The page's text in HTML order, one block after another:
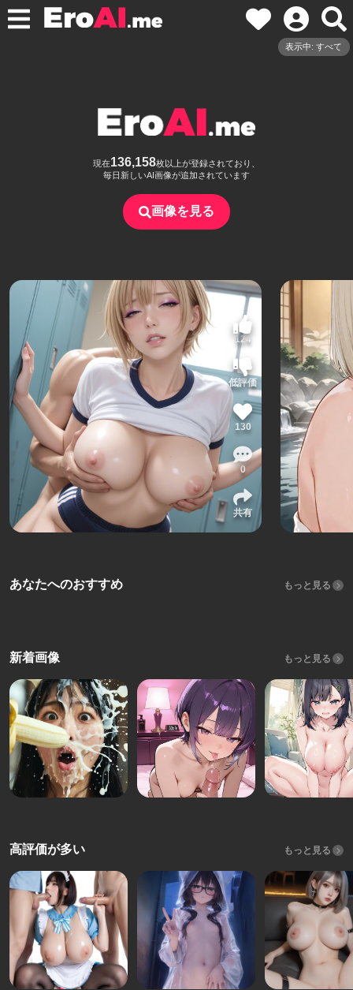
表示中: すべて
現在136,158枚以上が登録されており、
毎日新しいAI画像が追加されています
画像を見る
124
低評価
130
0
共有
あなたへのおすすめ もっと見る
新着画像 もっと見る
高評価が多い もっと見る